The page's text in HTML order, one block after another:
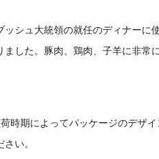
ッシュ大統領の就任のディナーに
ました。豚肉、鶏肉、子羊に非常
時期によってパッケージのデザ
い。